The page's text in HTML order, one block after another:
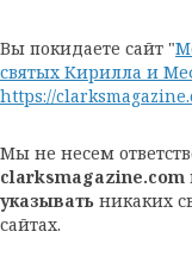
Вы покидаете сайт "
святых Кирилла и
https://
Мы не несем
clarksmagazine.com
указывать никаких
сайтах.